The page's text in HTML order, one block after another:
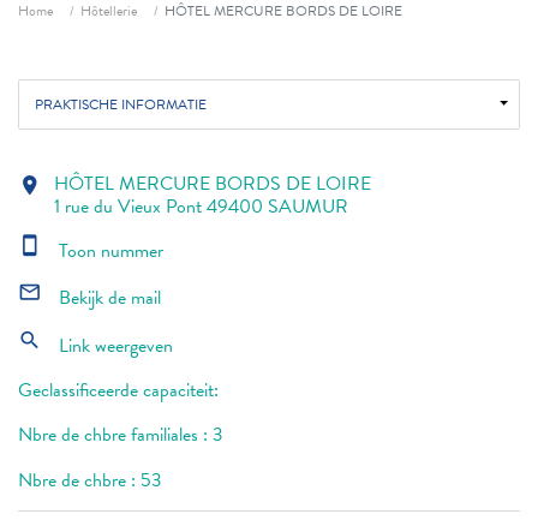
Home Hôtellerie HÔTEL MERCURE BORDS DE LOIRE
PRAKTISCHE INFORMATIE
location_on HÔTEL MERCURE BORDS DE LOIRE
1 rue du Vieux Pont 49400 SAUMUR
smartphone Toon nummer
mail_outline Bekijk de mail
search
Link weergeven
Geclassificeerde capaciteit:
Nbre de chbre familiales : 3
Nbre de chbre : 53